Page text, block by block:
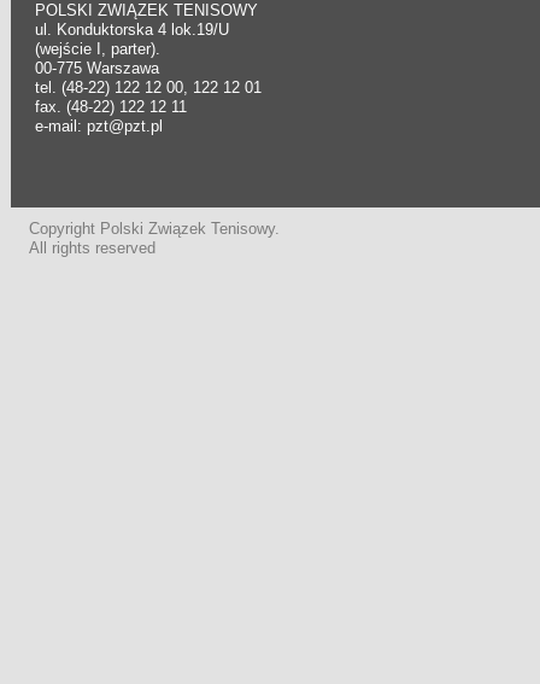
POLSKI ZWIĄZEK TENISOWY
ul. Konduktorska 4 lok.19/U
(wejście I, parter).
00-775 Warszawa
tel. (48-22) 122 12 00, 122 12 01
fax. (48-22) 122 12 11
e-mail: pzt@pzt.pl
Copyright Polski Związek Tenisowy.
All rights reserved